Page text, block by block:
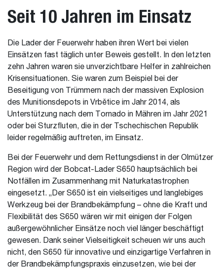
Seit 10 Jahren im Einsatz
Die Lader der Feuerwehr haben ihren Wert bei vielen
Einsätzen fast täglich unter Beweis gestellt. In den letzten
zehn Jahren waren sie unverzichtbare Helfer in zahlreichen
Krisensituationen. Sie waren zum Beispiel bei der
Beseitigung von Trümmern nach der massiven Explosion
des Munitionsdepots in Vrbětice im Jahr 2014, als
Unterstützung nach dem Tornado in Mähren im Jahr 2021
oder bei Sturzfluten, die in der Tschechischen Republik
leider regelmäßig auftreten, im Einsatz.
Bei der Feuerwehr und dem Rettungsdienst in der Olmützer
Region wird der Bobcat-Lader S650 hauptsächlich bei
Notfällen im Zusammenhang mit Naturkatastrophen
eingesetzt. „Der S650 ist ein vielseitiges und langlebiges
Werkzeug bei der Brandbekämpfung – ohne die Kraft und
Flexibilität des S650 wären wir mit einigen der Folgen
außergewöhnlicher Einsätze noch viel länger beschäftigt
gewesen. Dank seiner Vielseitigkeit scheuen wir uns auch
nicht, den S650 für innovative und einzigartige Verfahren in
der Brandbekämpfungspraxis einzusetzen, wie bei der